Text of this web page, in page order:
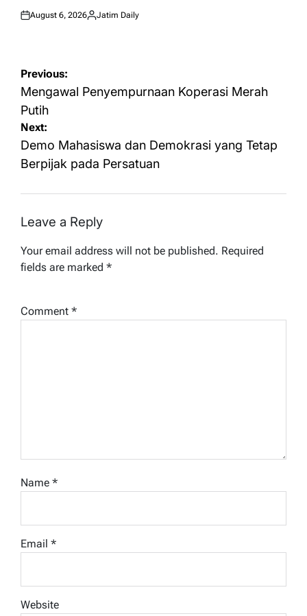
Posted
August 6, 2026
Posted
Jatim Daily
Post
navigation
Previous:
Mengawal Penyempurnaan Koperasi Merah
Putih
Next:
Demo Mahasiswa dan Demokrasi yang Tetap
Berpijak pada Persatuan
Leave a Reply
Your email address will not be published. Required
fields are marked *
Comment *
Name *
Email *
Website